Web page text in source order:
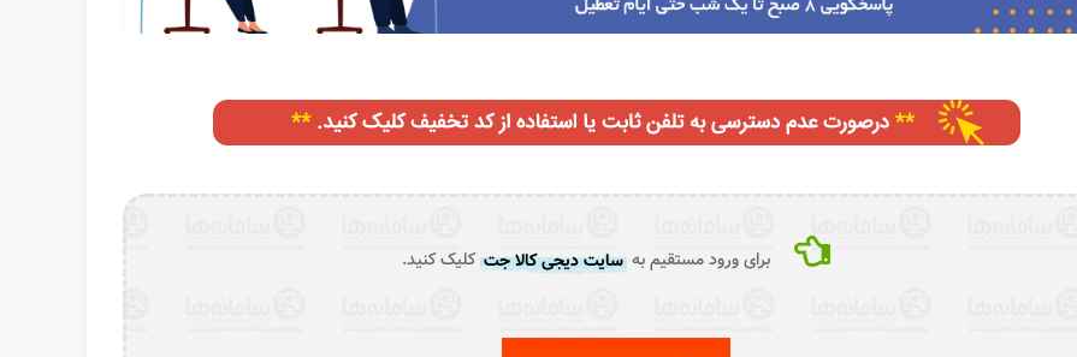
برای ورود مستقیم بهسایت دیجی کالا جتکلیک کنید.